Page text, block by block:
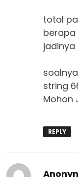
total
berapa
jadinya
string
Mohon
REPLY